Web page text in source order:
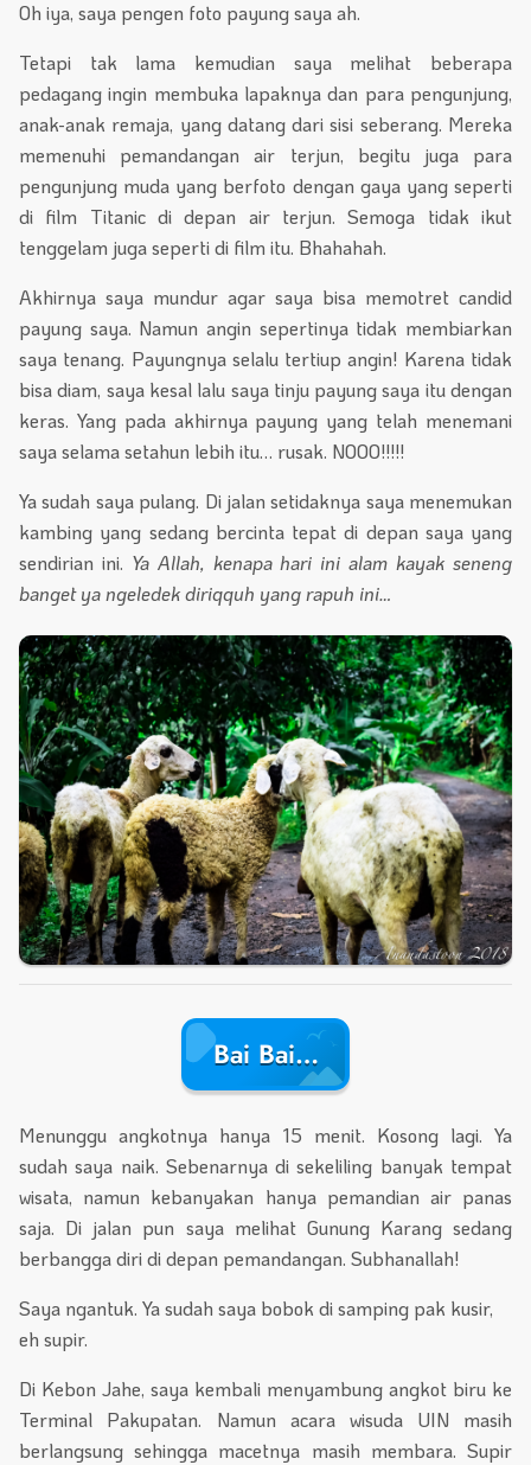
Oh iya, saya pengen foto payung saya ah.
Tetapi tak lama kemudian saya melihat beberapa
pedagang ingin membuka lapaknya dan para pengunjung,
anak-anak remaja, yang datang dari sisi seberang. Mereka
memenuhi pemandangan air terjun, begitu juga para
pengunjung muda yang berfoto dengan gaya yang seperti
di film Titanic di depan air terjun. Semoga tidak ikut
tenggelam juga seperti di film itu. Bhahahah.
Akhirnya saya mundur agar saya bisa memotret candid
payung saya. Namun angin sepertinya tidak membiarkan
saya tenang. Payungnya selalu tertiup angin! Karena tidak
bisa diam, saya kesal lalu saya tinju payung saya itu dengan
keras. Yang pada akhirnya payung yang telah menemani
saya selama setahun lebih itu… rusak. NOOO!!!!!
Ya sudah saya pulang. Di jalan setidaknya saya menemukan
kambing yang sedang bercinta tepat di depan saya yang
sendirian ini. Ya Allah, kenapa hari ini alam kayak seneng
banget ya ngeledek diriqquh yang rapuh ini…
Bai Bai…
Menunggu angkotnya hanya 15 menit. Kosong lagi. Ya
sudah saya naik. Sebenarnya di sekeliling banyak tempat
wisata, namun kebanyakan hanya pemandian air panas
saja. Di jalan pun saya melihat Gunung Karang sedang
berbangga diri di depan pemandangan. Subhanallah!
Saya ngantuk. Ya sudah saya bobok di samping pak kusir,
eh supir.
Di Kebon Jahe, saya kembali menyambung angkot biru ke
Terminal Pakupatan. Namun acara wisuda UIN masih
berlangsung sehingga macetnya masih membara. Supir